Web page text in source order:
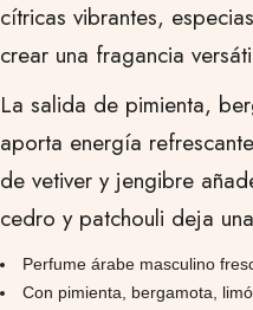
cítricas vibrantes,
crear una fragancia
La salida de pimienta,
aporta energía
de vetiver y jengibre
cedro y patchouli deja
Perfume árabe masculino
Con pimienta, bergamota,